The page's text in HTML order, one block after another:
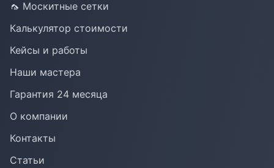
🦟 Москитные сетки
Калькулятор стоимости
Кейсы и работы
Наши мастера
Гарантия 24 месяца
О компании
Контакты
Статьи